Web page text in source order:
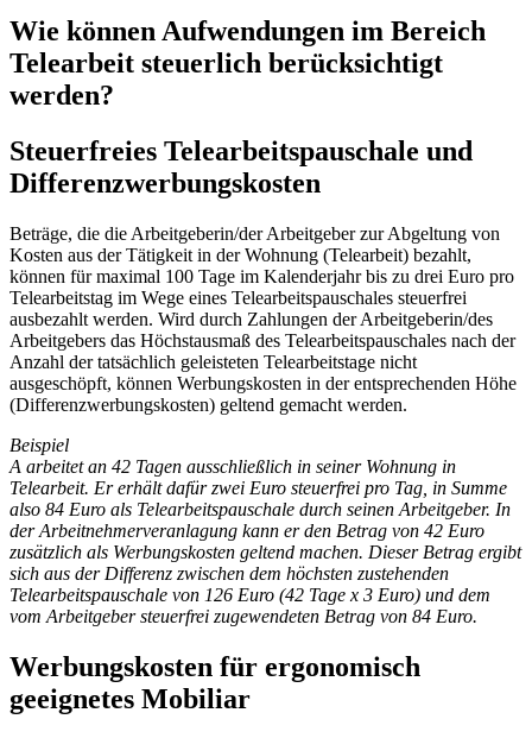
Wie können Aufwendungen im Bereich
Telearbeit steuerlich berücksichtigt
werden?
Steuerfreies Telearbeitspauschale und
Differenzwerbungskosten
Beträge, die die Arbeitgeberin/der Arbeitgeber zur Abgeltung von
Kosten aus der Tätigkeit in der Wohnung (Telearbeit) bezahlt,
können für maximal 100 Tage im Kalenderjahr bis zu drei Euro pro
Telearbeitstag im Wege eines Telearbeitspauschales steuerfrei
ausbezahlt werden. Wird durch Zahlungen der Arbeitgeberin/des
Arbeitgebers das Höchstausmaß des Telearbeitspauschales nach der
Anzahl der tatsächlich geleisteten Telearbeitstage nicht
ausgeschöpft, können Werbungskosten in der entsprechenden Höhe
(Differenzwerbungskosten) geltend gemacht werden.
Beispiel
A arbeitet an 42 Tagen ausschließlich in seiner Wohnung in
Telearbeit. Er erhält dafür zwei Euro steuerfrei pro Tag, in Summe
also 84 Euro als Telearbeitspauschale durch seinen Arbeitgeber. In
der Arbeitnehmerveranlagung kann er den Betrag von 42 Euro
zusätzlich als Werbungskosten geltend machen. Dieser Betrag ergibt
sich aus der Differenz zwischen dem höchsten zustehenden
Telearbeitspauschale von 126 Euro (42 Tage x 3 Euro) und dem
vom Arbeitgeber steuerfrei zugewendeten Betrag von 84 Euro.
Werbungskosten für ergonomisch
geeignetes Mobiliar